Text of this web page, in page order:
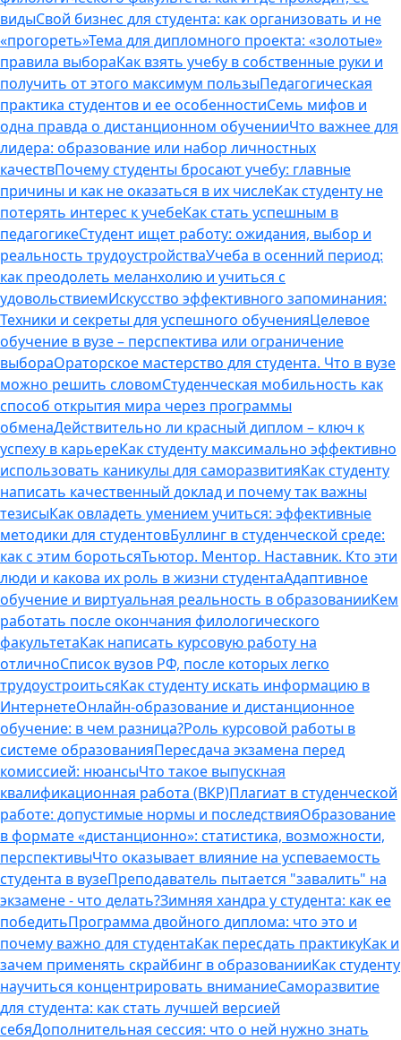
видыСвой бизнес для студента: как организовать и не
«прогореть»Тема для дипломного проекта: «золотые»
правила выбораКак взять учебу в собственные руки и
получить от этого максимум пользыПедагогическая
практика студентов и ее особенностиСемь мифов и
одна правда о дистанционном обученииЧто важнее для
лидера: образование или набор личностных
качествПочему студенты бросают учебу: главные
причины и как не оказаться в их числеКак студенту не
потерять интерес к учебеКак стать успешным в
педагогикеСтудент ищет работу: ожидания, выбор и
реальность трудоустройстваУчеба в осенний период:
как преодолеть меланхолию и учиться с
удовольствиемИскусство эффективного запоминания:
Техники и секреты для успешного обученияЦелевое
обучение в вузе – перспектива или ограничение
выбораОраторское мастерство для студента. Что в вузе
можно решить словомСтуденческая мобильность как
способ открытия мира через программы
обменаДействительно ли красный диплом – ключ к
успеху в карьереКак студенту максимально эффективно
использовать каникулы для саморазвитияКак студенту
написать качественный доклад и почему так важны
тезисыКак овладеть умением учиться: эффективные
методики для студентовБуллинг в студенческой среде:
как с этим боротьсяТьютор. Ментор. Наставник. Кто эти
люди и какова их роль в жизни студентаАдаптивное
обучение и виртуальная реальность в образованииКем
работать после окончания филологического
факультетаКак написать курсовую работу на
отличноСписок вузов РФ, после которых легко
трудоустроитьсяКак студенту искать информацию в
ИнтернетеОнлайн-образование и дистанционное
обучение: в чем разница?Роль курсовой работы в
системе образованияПересдача экзамена перед
комиссией: нюансыЧто такое выпускная
квалификационная работа (ВКР)Плагиат в студенческой
работе: допустимые нормы и последствияОбразование
в формате «дистанционно»: статистика, возможности,
перспективыЧто оказывает влияние на успеваемость
студента в вузеПреподаватель пытается "завалить" на
экзамене - что делать?Зимняя хандра у студента: как ее
победитьПрограмма двойного диплома: что это и
почему важно для студентаКак пересдать практикуКак и
зачем применять скрайбинг в образованииКак студенту
научиться концентрировать вниманиеСаморазвитие
для студента: как стать лучшей версией
себяДополнительная сессия: что о ней нужно знать